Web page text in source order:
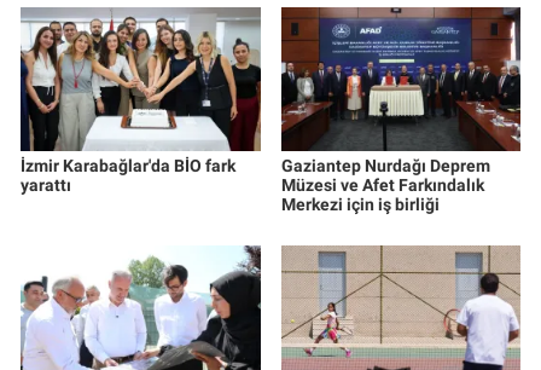
İzmir Karabağlar'da BİO fark
yarattı
Gaziantep Nurdağı Deprem
Müzesi ve Afet Farkındalık
Merkezi için iş birliği